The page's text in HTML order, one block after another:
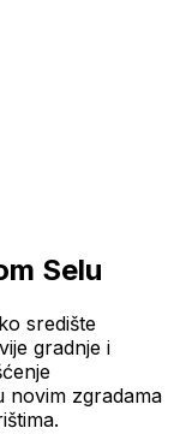
Selu
središte
gradnje i
novim zgradama